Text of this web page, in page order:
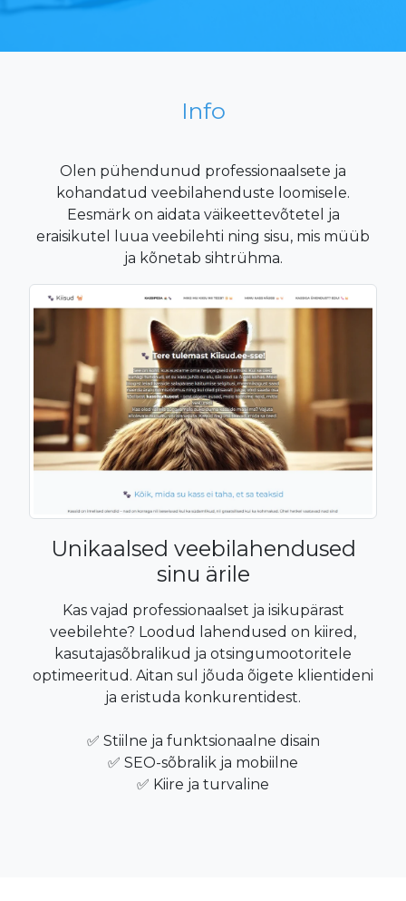
Info
Olen pühendunud professionaalsete ja
kohandatud veebilahenduste loomisele.
Eesmärk on aidata väikeettevõtetel ja
eraisikutel luua veebilehti ning sisu, mis müüb
ja kõnetab sihtrühma.​
Unikaalsed veebilahendused
sinu ärile
Kas vajad professionaalset ja isikupärast
veebilehte? Loodud lahendused on kiired,
kasutajasõbralikud ja otsingumootoritele
optimeeritud. Aitan sul jõuda õigete klientideni
ja eristuda konkurentidest.
✅ Stiilne ja funktsionaalne disain
✅ SEO-sõbralik ja mobiilne
✅ Kiire ja turvaline